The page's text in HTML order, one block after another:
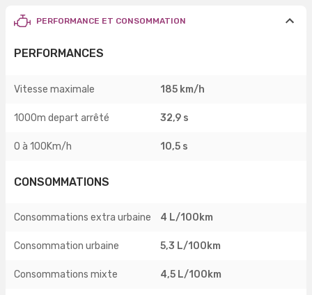
PERFORMANCE ET CONSOMMATION
PERFORMANCES
Vitesse maximale 185 km/h
1000m depart arrêté 32,9 s
0 à 100Km/h 10,5 s
CONSOMMATIONS
Consommations extra urbaine 4 L/100km
Consommation urbaine 5,3 L/100km
Consommations mixte 4,5 L/100km